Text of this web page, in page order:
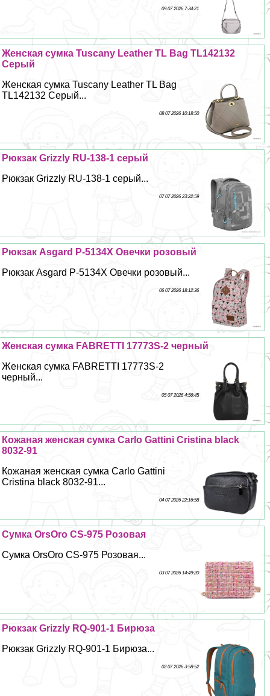
09 07 2026 7:34:21
Женская сумка Tuscany Leather TL Bag TL142132
Серый
Женская сумка Tuscany Leather TL Bag
TL142132 Серый...
08 07 2026 10:18:50
Рюкзак Grizzly RU-138-1 серый
Рюкзак Grizzly RU-138-1 серый...
07 07 2026 23:22:59
Рюкзак Asgard Р-5134Х Овечки розовый
Рюкзак Asgard Р-5134Х Овечки розовый...
06 07 2026 18:12:36
Женская сумка FABRETTI 17773S-2 черный
Женская сумка FABRETTI 17773S-2
черный...
05 07 2026 4:56:45
Кожаная женская сумка Carlo Gattini Cristina black
8032-91
Кожаная женская сумка Carlo Gattini
Cristina black 8032-91...
04 07 2026 22:16:58
Сумка OrsOro CS-975 Розовая
Сумка OrsOro CS-975 Розовая...
03 07 2026 14:49:20
Рюкзак Grizzly RQ-901-1 Бирюза
Рюкзак Grizzly RQ-901-1 Бирюза...
02 07 2026 3:58:52